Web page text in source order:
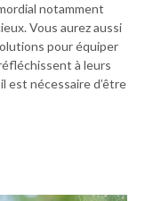
notamment
Vous aurez aussi
pour équiper
à leurs
est nécessaire d’être